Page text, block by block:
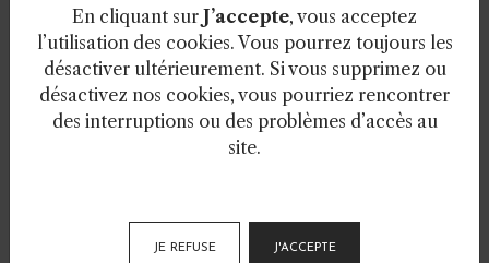
TU AS DES QUESTIONS CONCERNANT TA FORMATION
TOURNAGE ?
TU AS DES QUESTIONS CONCERNANT TA FORMATION VISIBILITÉ
SUR INSTAGRAM ?
TU AS DES QUESTIONS CONCERNANT TA FORMATION DEVENIR
En cliquant sur J’accepte, vous acceptez
l’utilisation des cookies. Vous pourrez toujours les
désactiver ultérieurement. Si vous supprimez ou
désactivez nos cookies, vous pourriez rencontrer
des interruptions ou des problèmes d’accès au
site.
JE REFUSE J'ACCEPTE